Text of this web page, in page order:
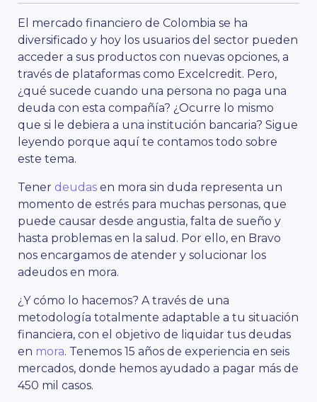
El mercado financiero de Colombia se ha
diversificado y hoy los usuarios del sector pueden
acceder a sus productos con nuevas opciones, a
través de plataformas como Excelcredit. Pero,
¿qué sucede cuando una persona no paga una
deuda con esta compañía? ¿Ocurre lo mismo
que si le debiera a una institución bancaria? Sigue
leyendo porque aquí te contamos todo sobre
este tema.
Tener deudas en mora sin duda representa un
momento de estrés para muchas personas, que
puede causar desde angustia, falta de sueño y
hasta problemas en la salud. Por ello, en Bravo
nos encargamos de atender y solucionar los
adeudos en mora.
¿Y cómo lo hacemos? A través de una
metodología totalmente adaptable a tu situación
financiera, con el objetivo de liquidar tus deudas
en mora. Tenemos 15 años de experiencia en seis
mercados, donde hemos ayudado a pagar más de
450 mil casos.